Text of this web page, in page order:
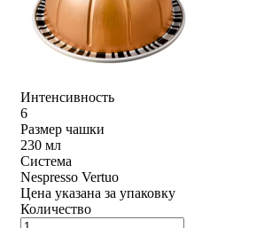
Интенсивность
6
Размер чашки
230 мл
Система
Nespresso Vertuo
Цена указана за упаковку
Количество